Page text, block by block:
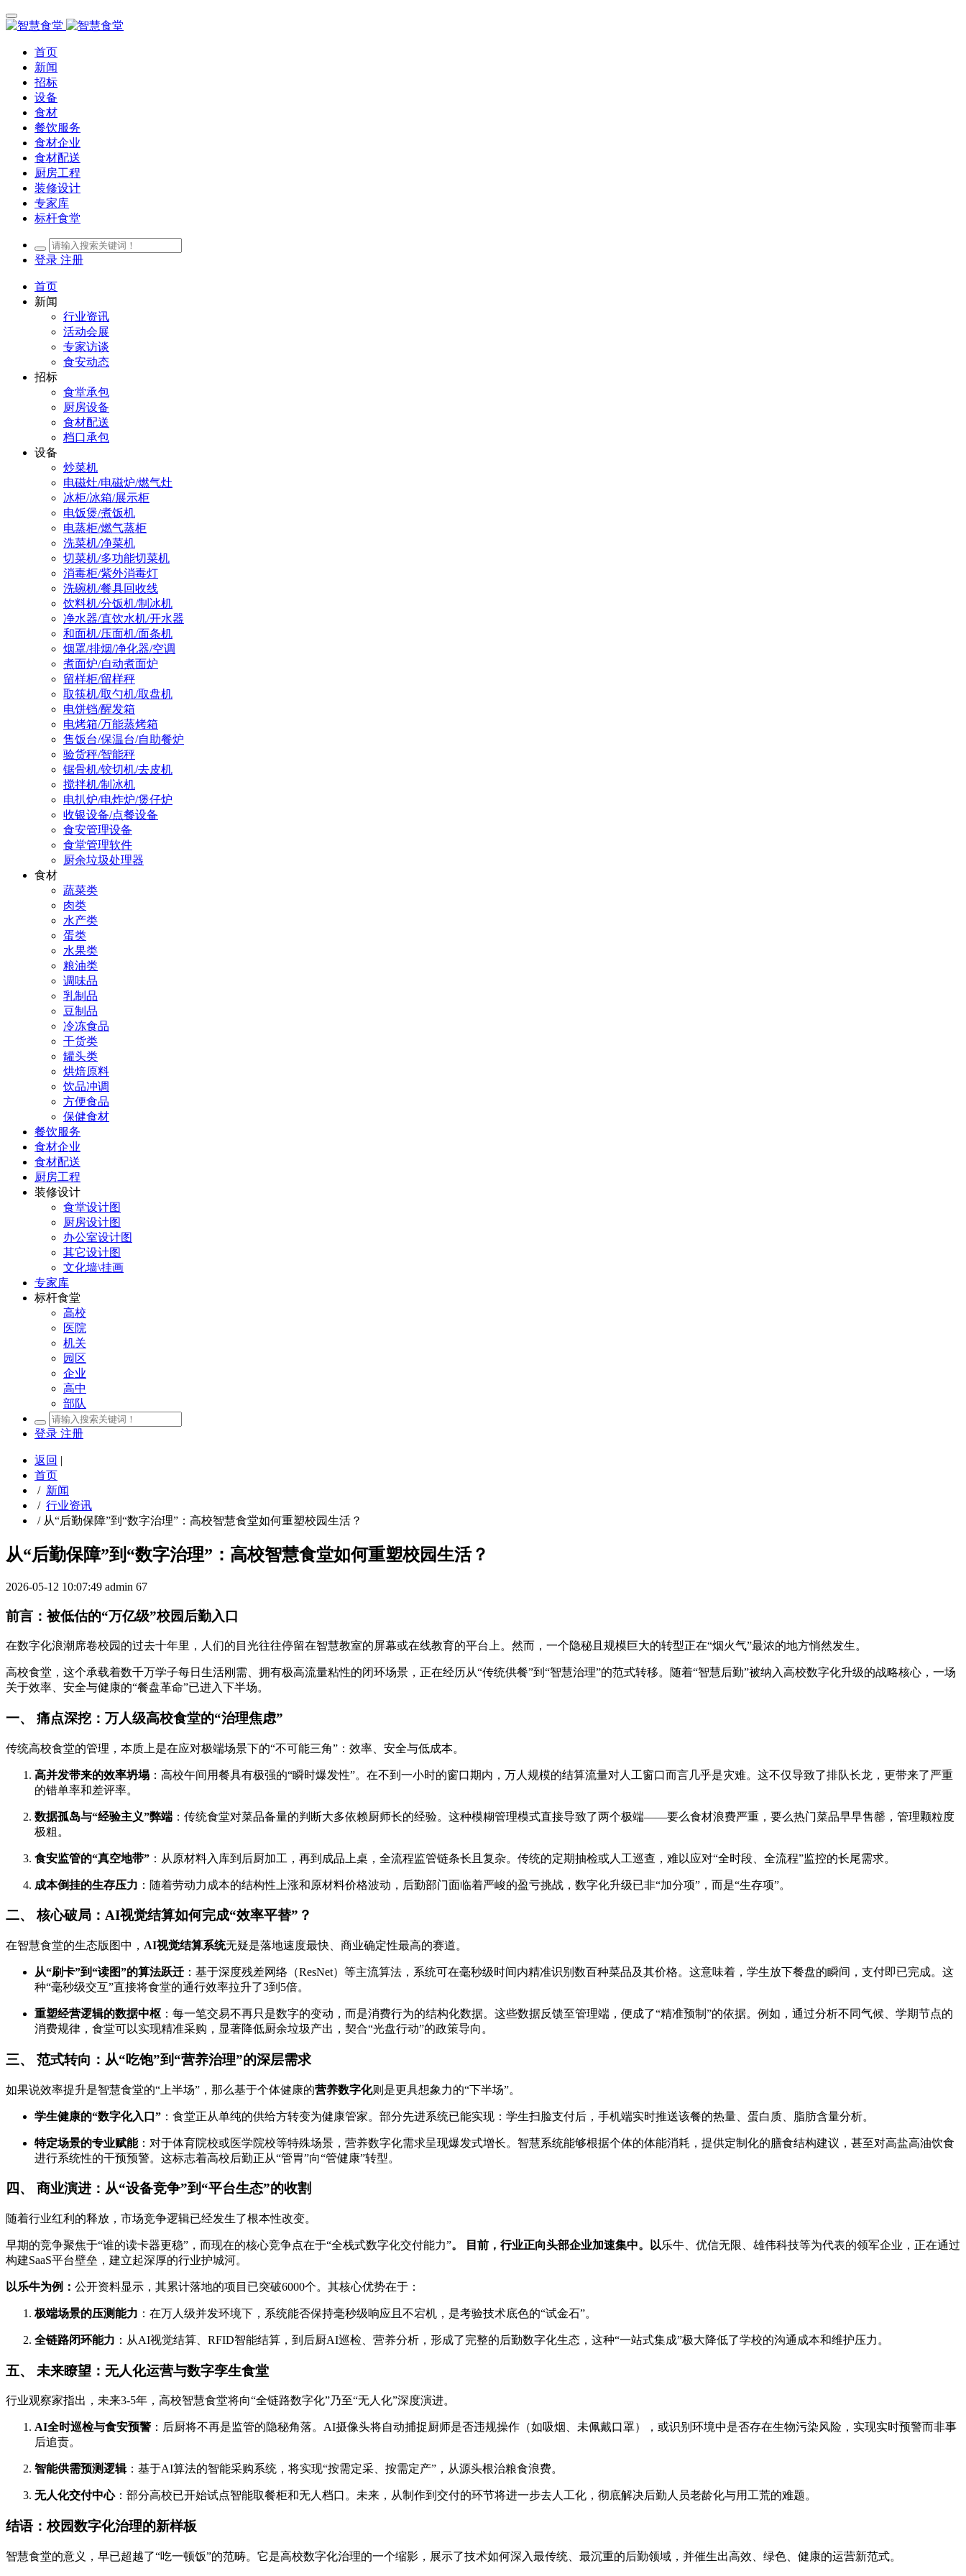
首页
新闻
招标
设备
食材
餐饮服务
食材企业
食材配送
厨房工程
装修设计
专家库
标杆食堂
登录 注册
首页
新闻
行业资讯
活动会展
专家访谈
食安动态
招标
食堂承包
厨房设备
食材配送
档口承包
设备
炒菜机
电磁灶/电磁炉/燃气灶
冰柜/冰箱/展示柜
电饭煲/煮饭机
电蒸柜/燃气蒸柜
洗菜机/净菜机
切菜机/多功能切菜机
消毒柜/紫外消毒灯
洗碗机/餐具回收线
饮料机/分饭机/制冰机
净水器/直饮水机/开水器
和面机/压面机/面条机
烟罩/排烟/净化器/空调
煮面炉/自动煮面炉
留样柜/留样秤
取筷机/取勺机/取盘机
电饼铛/醒发箱
电烤箱/万能蒸烤箱
售饭台/保温台/自助餐炉
验货秤/智能秤
锯骨机/铰切机/去皮机
搅拌机/制冰机
电扒炉/电炸炉/煲仔炉
收银设备/点餐设备
食安管理设备
食堂管理软件
厨余垃圾处理器
食材
蔬菜类
肉类
水产类
蛋类
水果类
粮油类
调味品
乳制品
豆制品
冷冻食品
干货类
罐头类
烘焙原料
饮品冲调
方便食品
保健食材
餐饮服务
食材企业
食材配送
厨房工程
装修设计
食堂设计图
厨房设计图
办公室设计图
其它设计图
文化墙\挂画
专家库
标杆食堂
高校
医院
机关
园区
企业
高中
部队
登录 注册
返回 |
首页
/ 新闻
/ 行业资讯
/ 从“后勤保障”到“数字治理”：高校智慧食堂如何重塑校园生活？
从“后勤保障”到“数字治理”：高校智慧食堂如何重塑校园生活？
2026-05-12 10:07:49 admin 67
前言：被低估的“万亿级”校园后勤入口
在数字化浪潮席卷校园的过去十年里，人们的目光往往停留在智慧教室的屏幕或在线教育的平台上。然而，一个隐秘且规模巨大的转型正在“烟火气”最浓的地方悄然发生。
高校食堂，这个承载着数千万学子每日生活刚需、拥有极高流量粘性的闭环场景，正在经历从“传统供餐”到“智慧治理”的范式转移。随着“智慧后勤”被纳入高校数字化升级的战略核心，一场
关于效率、安全与健康的“餐盘革命”已进入下半场。
一、 痛点深挖：万人级高校食堂的“治理焦虑”
传统高校食堂的管理，本质上是在应对极端场景下的“不可能三角”：效率、安全与低成本。
高并发带来的效率坍塌 ：高校午间用餐具有极强的“瞬时爆发性”。在不到一小时的窗口期内，万人规模的结算流量对人工窗口而言几乎是灾难。这不仅导致了排队长龙，更带来了严重
的错单率和差评率。
数据孤岛与“经验主义”弊端 ：传统食堂对菜品备量的判断大多依赖厨师长的经验。这种模糊管理模式直接导致了两个极端——要么食材浪费严重，要么热门菜品早早售罄，管理颗粒度
极粗。
食安监管的“真空地带” ：从原材料入库到后厨加工，再到成品上桌，全流程监管链条长且复杂。传统的定期抽检或人工巡查，难以应对“全时段、全流程”监控的长尾需求。
成本倒挂的生存压力 ：随着劳动力成本的结构性上涨和原材料价格波动，后勤部门面临着严峻的盈亏挑战，数字化升级已非“加分项”，而是“生存项”。
二、 核心破局：AI视觉结算如何完成“效率平替”？
在智慧食堂的生态版图中， AI视觉结算系统无疑是落地速度最快、商业确定性最高的赛道。
从“刷卡”到“读图”的算法跃迁 ：基于深度残差网络（ResNet）等主流算法，系统可在毫秒级时间内精准识别数百种菜品及其价格。这意味着，学生放下餐盘的瞬间，支付即已完成。这
种“毫秒级交互”直接将食堂的通行效率拉升了3到5倍。
重塑经营逻辑的数据中枢 ：每一笔交易不再只是数字的变动，而是消费行为的结构化数据。这些数据反馈至管理端，便成了“精准预制”的依据。例如，通过分析不同气候、学期节点的
消费规律，食堂可以实现精准采购，显著降低厨余垃圾产出，契合“光盘行动”的政策导向。
三、 范式转向：从“吃饱”到“营养治理”的深层需求
如果说效率提升是智慧食堂的“上半场”，那么基于个体健康的营养数字化则是更具想象力的“下半场”。
学生健康的“数字化入口” ：食堂正从单纯的供给方转变为健康管家。部分先进系统已能实现：学生扫脸支付后，手机端实时推送该餐的热量、蛋白质、脂肪含量分析。
特定场景的专业赋能：对于体育院校或医学院校等特殊场景，营养数字化需求呈现爆发式增长。智慧系统能够根据个体的体能消耗，提供定制化的膳食结构建议，甚至对高盐高油饮食
进行系统性的干预预警。这标志着高校后勤正从“管胃”向“管健康”转型。
四、 商业演进：从“设备竞争”到“平台生态”的收割
随着行业红利的释放，市场竞争逻辑已经发生了根本性改变。
早期的竞争聚焦于“谁的读卡器更稳”，而现在的核心竞争点在于“全栈式数字化交付能力”。 目前，行业正向头部企业加速集中。以乐牛、优信无限、雄伟科技等为代表的领军企业，正在通过
构建SaaS平台壁垒，建立起深厚的行业护城河。
以乐牛为例： 公开资料显示，其累计落地的项目已突破6000个。其核心优势在于：
极端场景的压测能力 ：在万人级并发环境下，系统能否保持毫秒级响应且不宕机，是考验技术底色的“试金石”。
全链路闭环能力 ：从AI视觉结算、RFID智能结算，到后厨AI巡检、营养分析，形成了完整的后勤数字化生态，这种“一站式集成”极大降低了学校的沟通成本和维护压力。
五、 未来瞭望：无人化运营与数字孪生食堂
行业观察家指出，未来3-5年，高校智慧食堂将向“全链路数字化”乃至“无人化”深度演进。
AI全时巡检与食安预警 ：后厨将不再是监管的隐秘角落。AI摄像头将自动捕捉厨师是否违规操作（如吸烟、未佩戴口罩），或识别环境中是否存在生物污染风险，实现实时预警而非事
后追责。
智能供需预测逻辑：基于AI算法的智能采购系统，将实现“按需定采、按需定产”，从源头根治粮食浪费。
无人化交付中心：部分高校已开始试点智能取餐柜和无人档口。未来，从制作到交付的环节将进一步去人工化，彻底解决后勤人员老龄化与用工荒的难题。
结语：校园数字化治理的新样板
智慧食堂的意义，早已超越了“吃一顿饭”的范畴。它是高校数字化治理的一个缩影，展示了技术如何深入最传统、最沉重的后勤领域，并催生出高效、绿色、健康的运营新范式。